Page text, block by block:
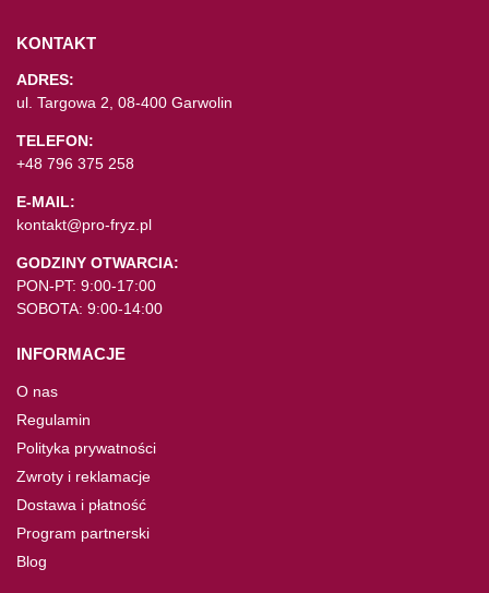
KONTAKT
ADRES:
ul. Targowa 2, 08-400 Garwolin
TELEFON:
+48 796 375 258
E-MAIL:
kontakt@pro-fryz.pl
GODZINY OTWARCIA:
PON-PT: 9:00-17:00
SOBOTA: 9:00-14:00
INFORMACJE
O nas
Regulamin
Polityka prywatności
Zwroty i reklamacje
Dostawa i płatność
Program partnerski
Blog